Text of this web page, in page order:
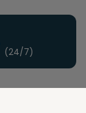
(24/7)